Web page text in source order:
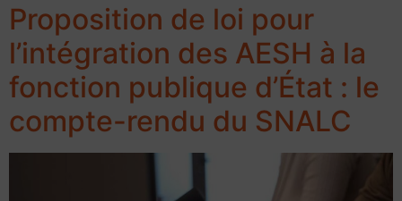
Proposition de loi pour
l’intégration des AESH à la
fonction publique d’État : le
compte-rendu du SNALC